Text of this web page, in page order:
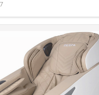
장비를 꼼꼼히 리뷰합니다.
춘 액정필름을 소개합니다.